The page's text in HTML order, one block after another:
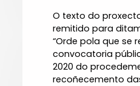
O texto do
remitido para
“Orde pola que se
convocatoria
2020 do
recoñecemento